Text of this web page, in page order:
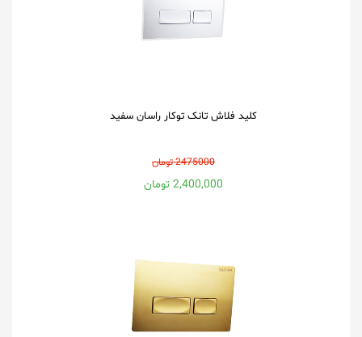
کلید فلاش تانک توکار راسان سفید
2475000 تومان
2,400,000 تومان